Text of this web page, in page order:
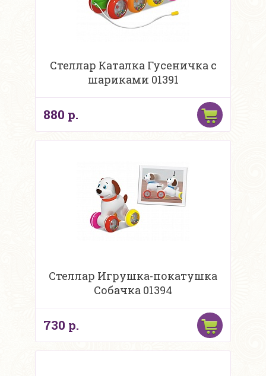
Стеллар Каталка Гусеничка с
шариками 01391
880 р.
Стеллар Игрушка-покатушка
Собачка 01394
730 р.